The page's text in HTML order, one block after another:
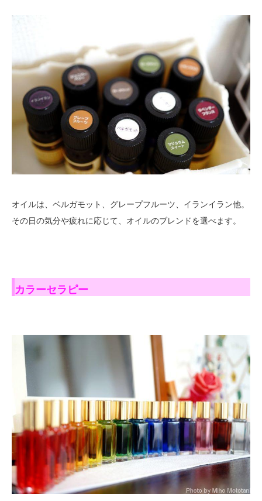
オイルは、ベルガモット、グレープフルーツ、イランイラン他。
その日の気分や疲れに応じて、オイルのブレンドを選べます。
カラーセラピー